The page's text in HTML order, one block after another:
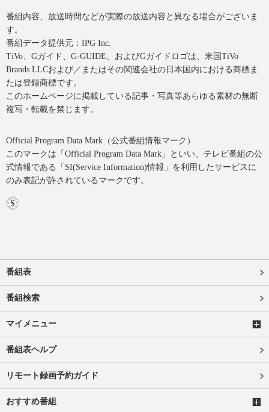
番組内容、放送時間などが実際の放送内容と異なる場合がございま
す。
番組データ提供元：IPG Inc.
TiVo、Gガイド、G-GUIDE、およびGガイドロゴは、米国TiVo
Brands LLCおよび／またはその関連会社の日本国内における商標ま
たは登録商標です。
このホームページに掲載している記事・写真等あらゆる素材の無断
複写・転載を禁じます。
Official Program Data Mark（公式番組情報マーク）
このマークは「Official Program Data Mark」といい、テレビ番組の公
式情報である「SI(Service Information)情報」を利用したサービスに
のみ表記が許されているマークです。
番組表
番組検索
マイメニュー
番組表ヘルプ
リモート録画予約ガイド
おすすめ番組